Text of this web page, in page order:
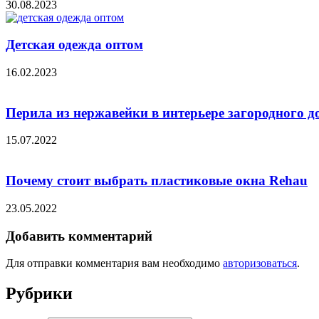
30.08.2023
Детская одежда оптом
16.02.2023
Перила из нержавейки в интерьере загородного
15.07.2022
Почему стоит выбрать пластиковые окна Rehau
23.05.2022
Добавить комментарий
Для отправки комментария вам необходимо авторизоваться.
Рубрики